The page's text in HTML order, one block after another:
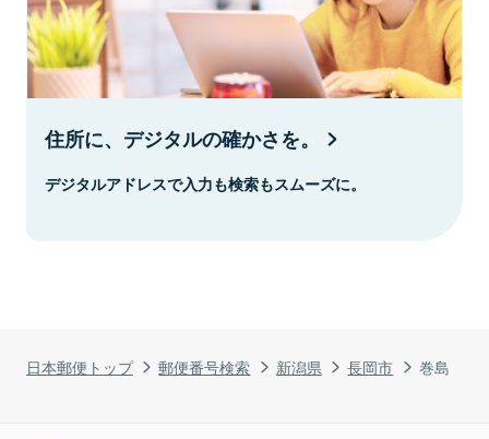
日本郵便トップ 郵便番号検索 新潟県 長岡市 巻島
住所に、デジタルの確かさを。
デジタルアドレスで入力も検索もスムーズに。